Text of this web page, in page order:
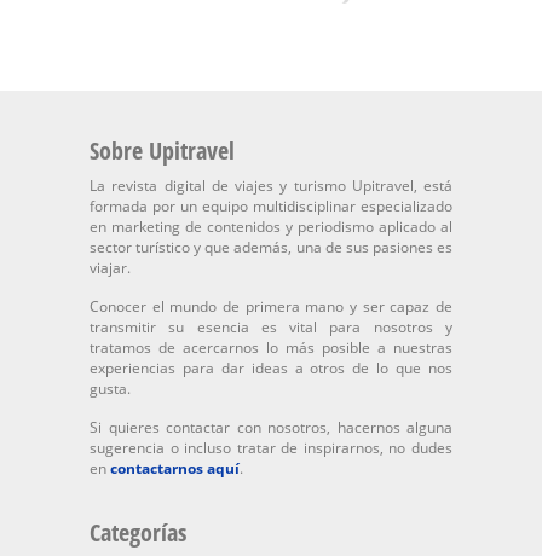
Sobre Upitravel
La revista digital de viajes y turismo Upitravel, está
formada por un equipo multidisciplinar especializado
en marketing de contenidos y periodismo aplicado al
sector turístico y que además, una de sus pasiones es
viajar.
Conocer el mundo de primera mano y ser capaz de
transmitir su esencia es vital para nosotros y
tratamos de acercarnos lo más posible a nuestras
experiencias para dar ideas a otros de lo que nos
gusta.
Si quieres contactar con nosotros, hacernos alguna
sugerencia o incluso tratar de inspirarnos, no dudes
encontactarnos aquí.
Categorías